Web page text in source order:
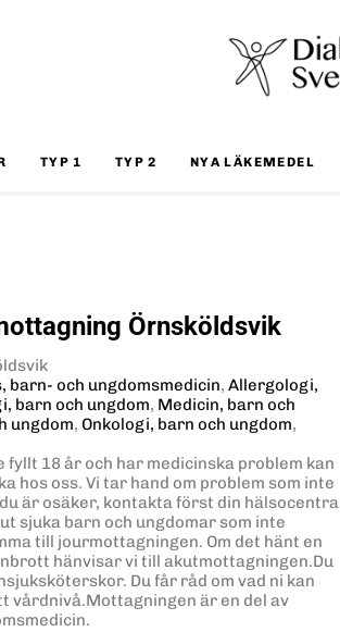
TYP 1 TYP 2 NYA LÄKEMEDEL
Örnsköldsvik
barn- och ungdomsmedicin, Allergologi,
barn och ungdom, Medicin, barn och
ungdom, Onkologi, barn och ungdom,
fyllt 18 år och har medicinska problem kan
hos oss. Vi tar hand om problem som inte
är osäker, kontakta först din hälsocentral
sjuka barn och ungdomar som inte
till jourmottagningen. Om det hänt en
hänvisar vi till akutmottagningen.Du
Du får råd om vad ni kan
vårdnivå.Mottagningen är en del av